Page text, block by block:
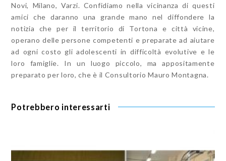
Novi, Milano, Varzi. Confidiamo nella vicinanza di questi
amici che daranno una grande mano nel diffondere la
notizia che per il territorio di Tortona e città vicine,
operano delle persone competenti e preparate ad aiutare
ad ogni costo gli adolescenti in difficoltà evolutive e le
loro famiglie. In un luogo piccolo, ma appositamente
preparato per loro, che è il Consultorio Mauro Montagna.
Potrebbero interessarti